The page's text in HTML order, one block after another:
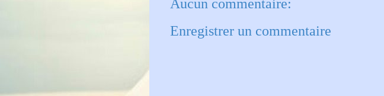
Aucun commentaire:
Enregistrer un commentaire